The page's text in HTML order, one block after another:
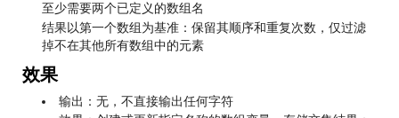
至少需要两个已定义的数组名
结果以第一个数组为基准：保留其顺序和重复次数，仅过滤
掉不在其他所有数组中的元素
效果
输出：无，不直接输出任何字符